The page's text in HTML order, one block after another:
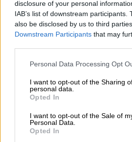
disclosure of your personal
IAB’s list of downstream participants.
also be disclosed by us to third
Downstream Participants that may
Personal Data Processing Opt
I want to opt-out of the Sharing
personal data.
Opted In
I want to opt-out of the Sale of
Personal Data.
Opted In
Producción ejecutiva: Tian
Distribución: Mélanie Lefebvre
Colaboran: Terrassa Arts
Cultura de Almassora, Teatro
Tàrrega de Benicàssim
Producción
: Diputació de